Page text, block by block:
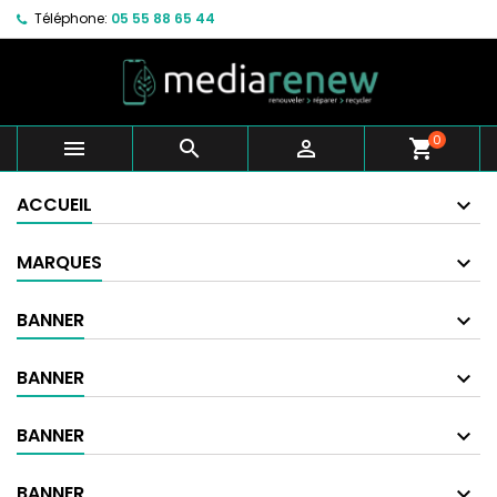
Téléphone: 05 55 88 65 44
   shopping_cart0
ACCUEIL
MARQUES
BANNER
BANNER
BANNER